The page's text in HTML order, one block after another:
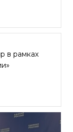
в рамках